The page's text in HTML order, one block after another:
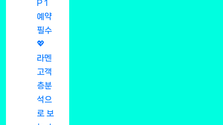
P 1
예약
필수
💖
라멘
고객
층분
석으
로 보